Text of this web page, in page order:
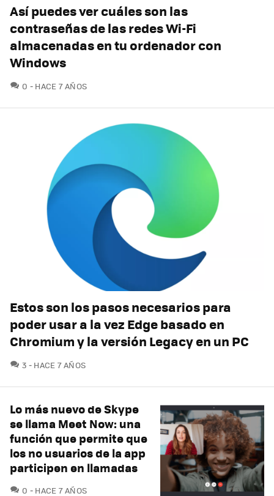
Así puedes ver cuáles son las
contraseñas de las redes Wi-Fi
almacenadas en tu ordenador con
Windows
0 COMENTARIOS
HACE 7 AÑOS
Estos son los pasos necesarios para
poder usar a la vez Edge basado en
Chromium y la versión Legacy en un PC
3 COMENTARIOS
HACE 7 AÑOS
Lo más nuevo de Skype
se llama Meet Now: una
función que permite que
los no usuarios de la app
participen en llamadas
0 COMENTARIOS
HACE 7 AÑOS